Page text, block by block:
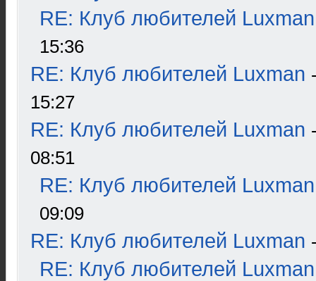
RE: Клуб любителей Luxman
15:36
RE: Клуб любителей Luxman
15:27
RE: Клуб любителей Luxman
08:51
RE: Клуб любителей Luxman
09:09
RE: Клуб любителей Luxman
RE: Клуб любителей Luxman